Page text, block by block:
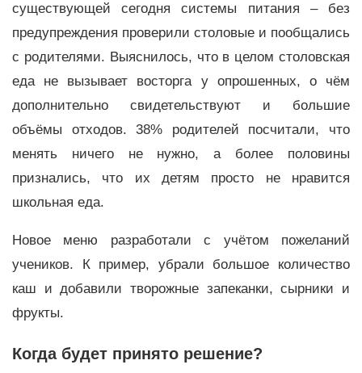
существующей сегодня системы питания – без
предупреждения проверили столовые и пообщались
с родителями. Выяснилось, что в целом столовская
еда не вызывает восторга у опрошенных, о чём
дополнительно свидетельствуют и большие
объёмы отходов. 38% родителей посчитали, что
менять ничего не нужно, а более половины
признались, что их детям просто не нравится
школьная еда.
Новое меню разработали с учётом пожеланий
учеников. К пример, убрали большое количество
каш и добавили творожные запеканки, сырники и
фрукты.
Когда будет принято решение?